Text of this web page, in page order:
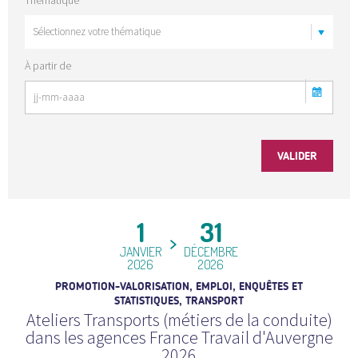
À partir de
1
JANVIER
2026
31
DÉCEMBRE
2026
PROMOTION-VALORISATION, EMPLOI, ENQUÊTES ET
STATISTIQUES, TRANSPORT
Ateliers Transports (métiers de la conduite)
dans les agences France Travail d'Auvergne